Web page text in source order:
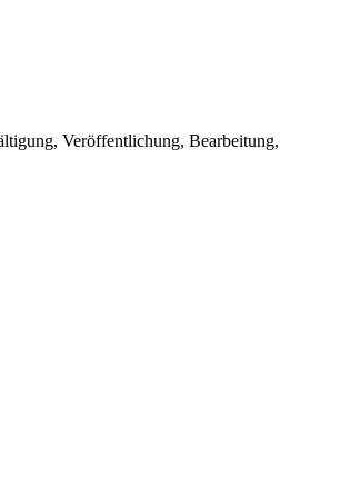
Veröffentlichung, Bearbeitung,